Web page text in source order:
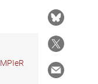
MPIeR